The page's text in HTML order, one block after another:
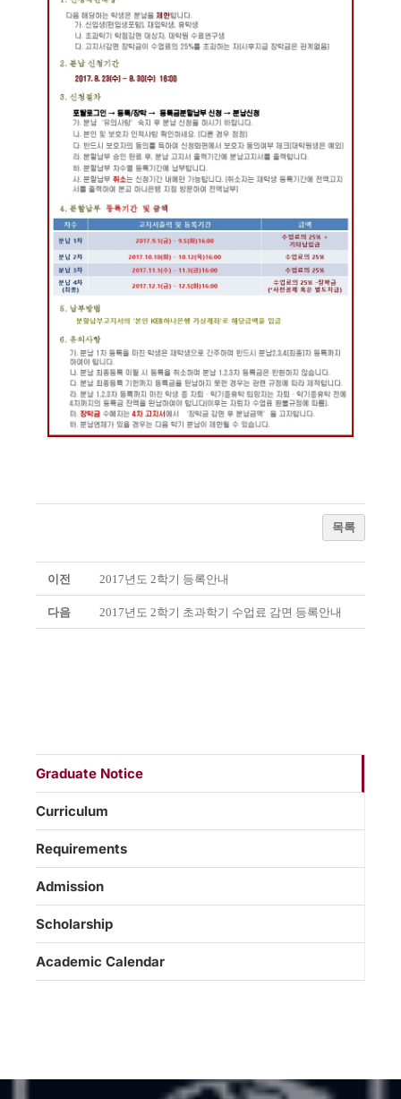
목록
이전 2017년도 2학기 등록안내
다음 2017년도 2학기 초과학기 수업료 감면 등록안내
Graduate Notice
Curriculum
Requirements
Admission
Scholarship
Academic Calendar